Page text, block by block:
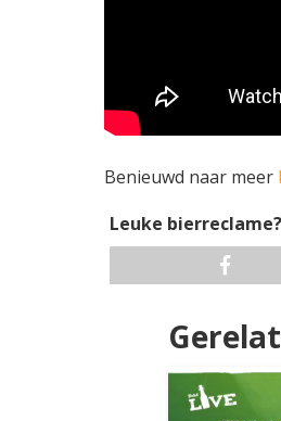
Benieuwd naar meer
Leuke